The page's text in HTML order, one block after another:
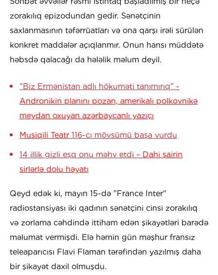
zorakılıq epizodundan gedir. Sənətçinin
saxlanmasının təfərrüatları və ona qarşı irəli sürülən
konkret maddələr açıqlanmır. Onun hansı müddətə
həbsdə qalacağı da hələlik məlum deyil.
"Biz Ermənistan adlı hökuməti tanımırıq" -
Andronikin planını pozan, amerikalı polkovnikə
meydan oxuyan azərbaycanlı yazıçı
Musiqili Teatr 116-cı mövsümü başa vurdu
14 illik gizli eşq onu məhv etdi – Dahi şairin
sirlərlə dolu həyatı
Qeyd edək ki, mayın 15-də "France Inter"
radiostansiyası iki qadının sənətçini cinsi zorakılıq
və zorlama cəhdində ittiham edən şikayətləri barədə
məlumat vermişdi. Elə həmin gün məşhur fransız
teleaparıcısı Flavi Flaman tərəfindən yazılmış daha
bir şikayət daxil olmuşdu.